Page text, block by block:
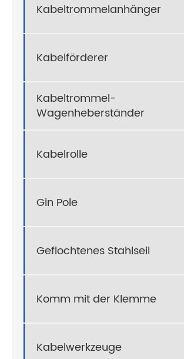
Kabeltrommelanhänger
Kabelförderer
Kabeltrommel-
Wagenheberständer
Kabelrolle
Gin Pole
Geflochtenes Stahlseil
Komm mit der Klemme
Kabelwerkzeuge